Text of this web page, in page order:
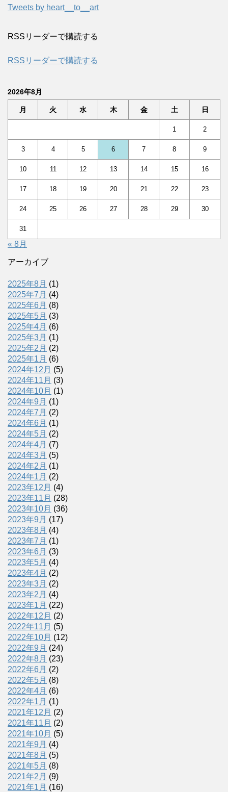
Tweets by heart__to__art
RSSリーダーで購読する
RSSリーダーで購読する
2026年8月
月 火 水 木 金 土 日
1 2
3 4 5 6 7 8 9
10 11 12 13 14 15 16
17 18 19 20 21 22 23
24 25 26 27 28 29 30
31
« 8月
アーカイブ
2025年8月 (1)
2025年7月 (4)
2025年6月 (8)
2025年5月 (3)
2025年4月 (6)
2025年3月 (1)
2025年2月 (2)
2025年1月 (6)
2024年12月 (5)
2024年11月 (3)
2024年10月 (1)
2024年9月 (1)
2024年7月 (2)
2024年6月 (1)
2024年5月 (2)
2024年4月 (7)
2024年3月 (5)
2024年2月 (1)
2024年1月 (2)
2023年12月 (4)
2023年11月 (28)
2023年10月 (36)
2023年9月 (17)
2023年8月 (4)
2023年7月 (1)
2023年6月 (3)
2023年5月 (4)
2023年4月 (2)
2023年3月 (2)
2023年2月 (4)
2023年1月 (22)
2022年12月 (2)
2022年11月 (5)
2022年10月 (12)
2022年9月 (24)
2022年8月 (23)
2022年6月 (2)
2022年5月 (8)
2022年4月 (6)
2022年1月 (1)
2021年12月 (2)
2021年11月 (2)
2021年10月 (5)
2021年9月 (4)
2021年8月 (5)
2021年5月 (8)
2021年2月 (9)
2021年1月 (16)